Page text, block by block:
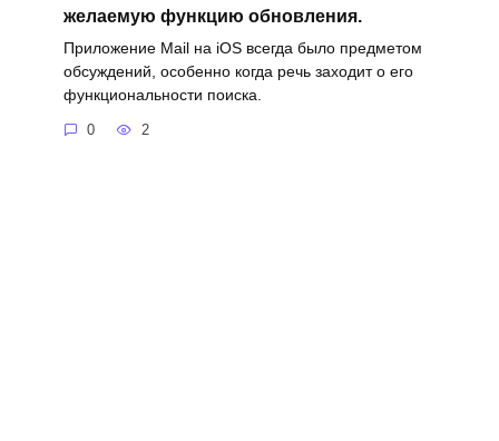
желаемую функцию обновления.
Приложение Mail на iOS всегда было предметом
обсуждений, особенно когда речь заходит о его
функциональности поиска.
0 2